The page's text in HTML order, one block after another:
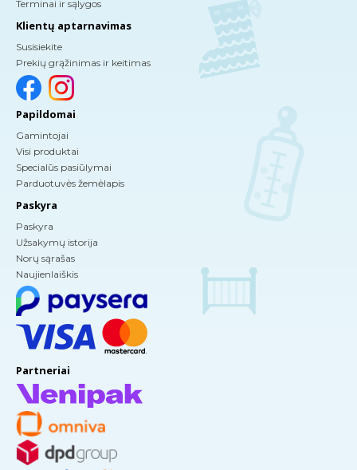
Terminai ir sąlygos
Klientų aptarnavimas
Susisiekite
Prekių grąžinimas ir keitimas
Papildomai
Gamintojai
Visi produktai
Specialūs pasiūlymai
Parduotuvės žemėlapis
Paskyra
Paskyra
Užsakymų istorija
Norų sąrašas
Naujienlaiškis
Partneriai